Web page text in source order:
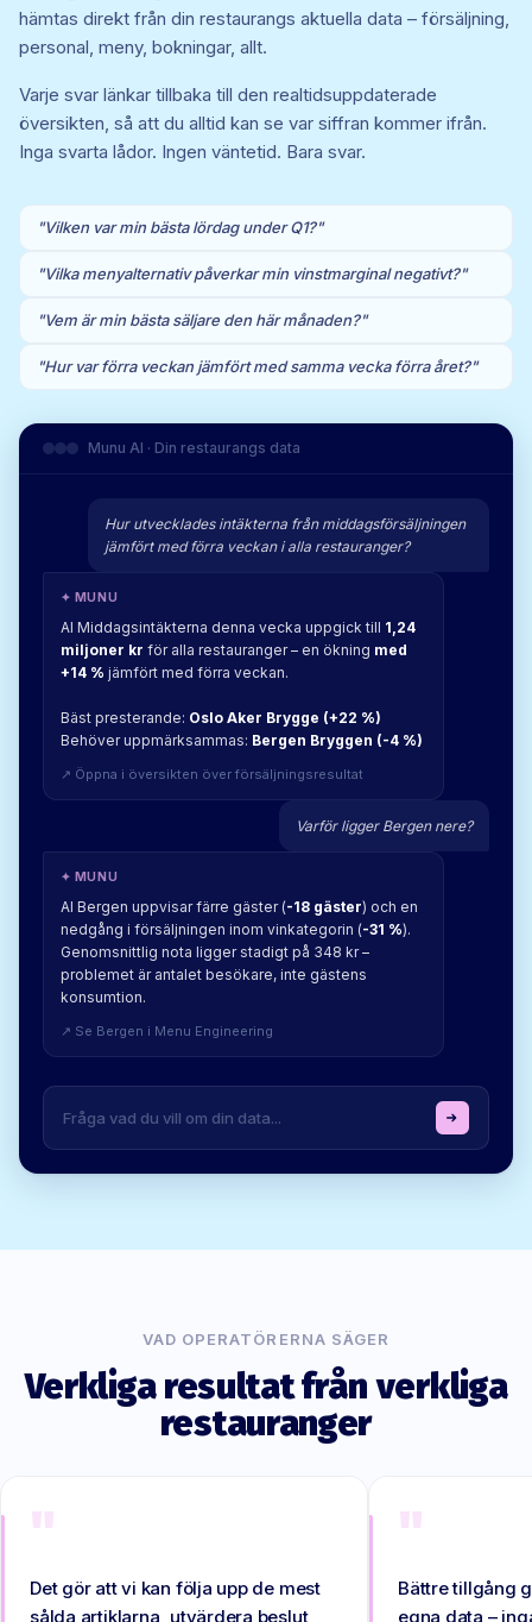
hämtas direkt från din restaurangs aktuella data – försäljning,
personal, meny, bokningar, allt.
Varje svar länkar tillbaka till den realtidsuppdaterade
översikten, så att du alltid kan se var siffran kommer ifrån.
Inga svarta lådor. Ingen väntetid. Bara svar.
"Vilken var min bästa lördag under Q1?"
"Vilka menyalternativ påverkar min vinstmarginal negativt?"
"Vem är min bästa säljare den här månaden?"
"Hur var förra veckan jämfört med samma vecka förra året?"
Munu AI · Din restaurangs data
Hur utvecklades intäkterna från middagsförsäljningen
jämfört med förra veckan i alla restauranger?
✦ MUNU
AI Middagsintäkterna denna vecka uppgick till 1,24
miljoner kr för alla restauranger – en ökning med
+14 % jämfört med förra veckan.
Bäst presterande: Oslo Aker Brygge (+22 %)
Behöver uppmärksammas: Bergen Bryggen (-4 %)
↗ Öppna i översikten över försäljningsresultat
Varför ligger Bergen nere?
✦ MUNU
AI Bergen uppvisar färre gäster (-18 gäster) och en
nedgång i försäljningen inom vinkategorin (-31 %).
Genomsnittlig nota ligger stadigt på 348 kr –
problemet är antalet besökare, inte gästens
konsumtion.
↗ Se Bergen i Menu Engineering
Fråga vad du vill om din data...
VAD OPERATÖRERNA SÄGER
Verkliga resultat från verkliga
restauranger
"
Det gör att vi kan följa upp de mest
sålda artiklarna, utvärdera beslut
"
Bättre tillgång
egna data –